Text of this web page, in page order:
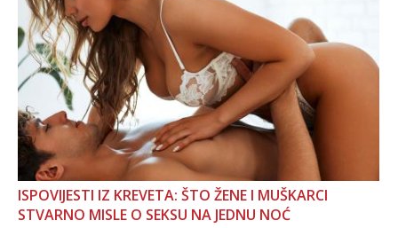
ISPOVIJESTI IZ KREVETA: ŠTO ŽENE I MUŠKARCI
STVARNO MISLE O SEKSU NA JEDNU NOĆ